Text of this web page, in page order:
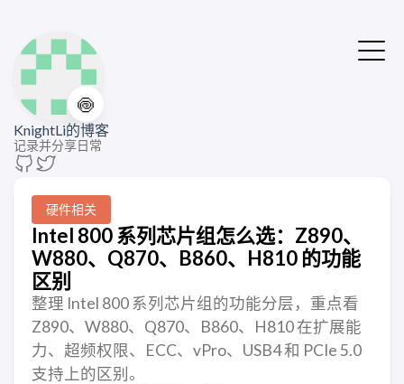
🍥
KnightLi的博客
记录并分享日常
硬件相关
Intel 800 系列芯片组怎么选：Z890、
W880、Q870、B860、H810 的功能
区别
整理 Intel 800 系列芯片组的功能分层，重点看
Z890、W880、Q870、B860、H810 在扩展能
力、超频权限、ECC、vPro、USB4 和 PCIe 5.0
支持上的区别。